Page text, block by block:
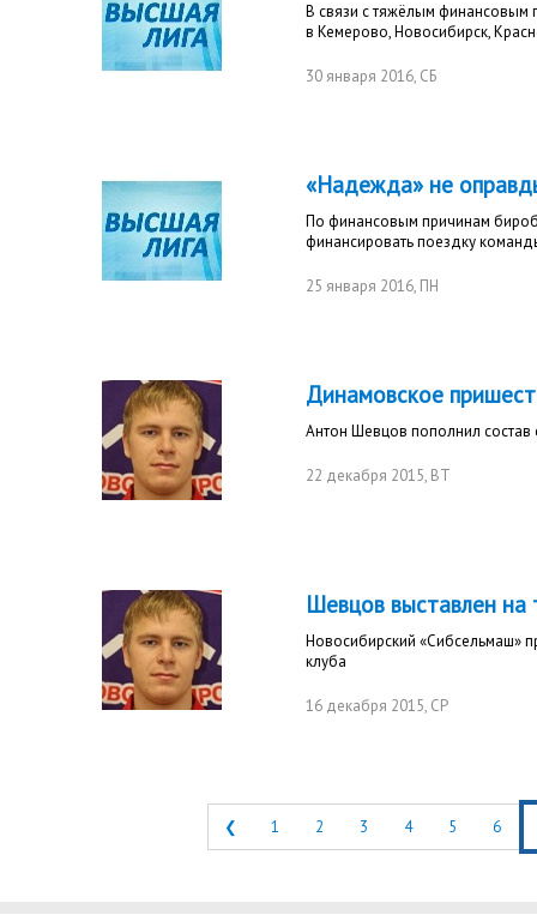
В связи с тяжёлым финансовым
в Кемерово, Новосибирск,
30 января 2016, СБ
«Надежда» не
По финансовым причинам
финансировать поездку
25 января 2016, ПН
Динамовское
Антон Шевцов пополнил состав
22 декабря 2015, ВТ
Шевцов выставлен на
Новосибирский «Сибсельмаш»
клуба
16 декабря 2015, СР
❮ 1 2 3 4 5 6